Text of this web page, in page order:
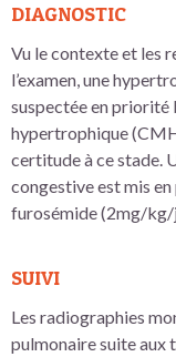
DIAGNOSTIC
Vu le contexte et les
l’examen, une
suspectée en priorité
hypertrophique
certitude à ce stade.
congestive est mis
furosémide (2mg/kg/
SUIVI
Les radiographies
pulmonaire suite aux